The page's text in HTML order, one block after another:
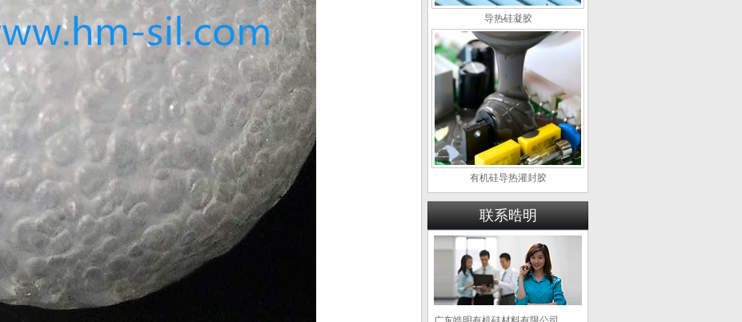
导热硅凝胶
有机硅导热灌封胶
联系晧明